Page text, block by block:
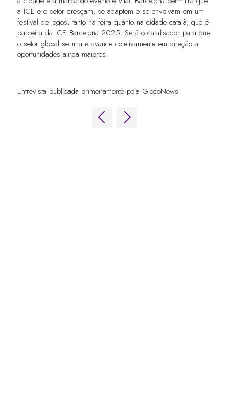
a ICE e o setor cresçam, se adaptem e se envolvam em um
festival de jogos, tanto na feira quanto na cidade catalã, que é
parceira da ICE Barcelona 2025. Será o catalisador para que
o setor global se una e avance coletivamente em direção a
oportunidades ainda maiores.
Entrevista publicada primeiramente pela GiocoNews